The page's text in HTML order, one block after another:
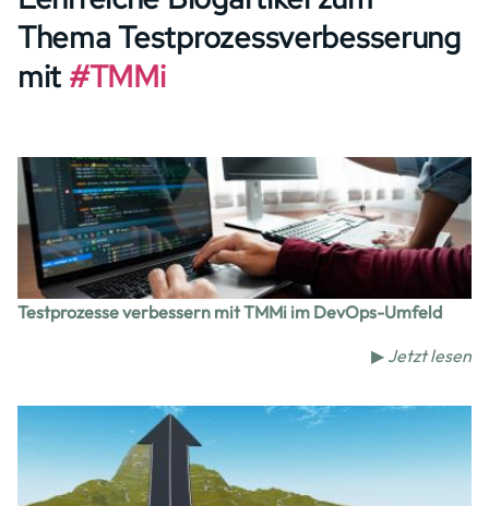
Thema Testprozessverbesserung
mit #TMMi
Image
Testprozesse verbessern mit TMMi im DevOps-Umfeld
▶ Jetzt lesen